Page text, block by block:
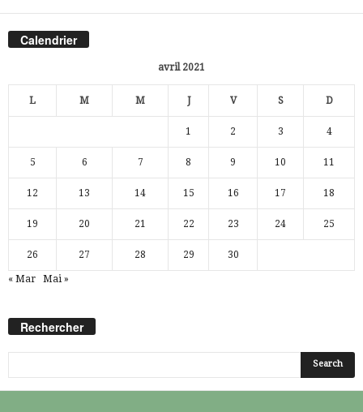
Calendrier
avril 2021
L M M J V S D
1 2 3 4
5 6 7 8 9 10 11
12 13 14 15 16 17 18
19 20 21 22 23 24 25
26 27 28 29 30
« Mar Mai »
Rechercher